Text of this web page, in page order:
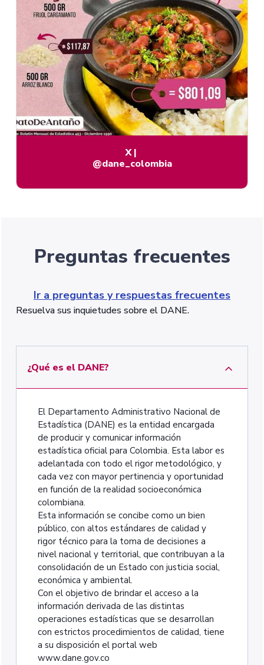
X |
@dane_colombia
Preguntas frecuentes
Ir a preguntas y respuestas frecuentes
Resuelva sus inquietudes sobre el DANE.
¿Qué es el DANE?
El Departamento Administrativo Nacional de
Estadística (DANE) es la entidad encargada
de producir y comunicar información
estadística oficial para Colombia. Esta labor es
adelantada con todo el rigor metodológico, y
cada vez con mayor pertinencia y oportunidad
en función de la realidad socioeconómica
colombiana.
Esta información se concibe como un bien
público, con altos estándares de calidad y
rigor técnico para la toma de decisiones a
nivel nacional y territorial, que contribuyan a la
consolidación de un Estado con justicia social,
económica y ambiental.
Con el objetivo de brindar el acceso a la
información derivada de las distintas
operaciones estadísticas que se desarrollan
con estrictos procedimientos de calidad, tiene
a su disposición el portal web
www.dane.gov.co